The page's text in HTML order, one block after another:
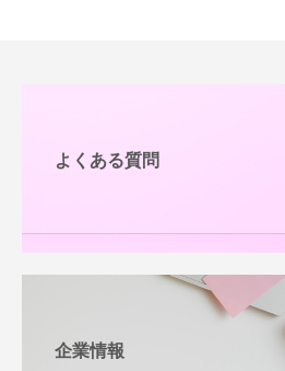
よくある質問
企業情報